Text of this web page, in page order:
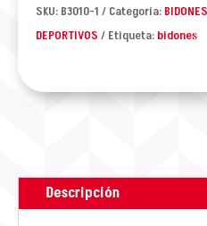
1
SKU: B3010-1 Categoría:
DEPORTIVOS
Etiqueta: bidones
Descripción